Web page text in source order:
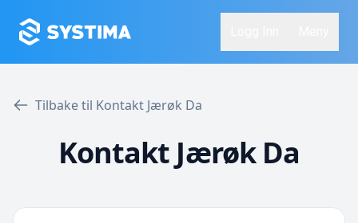
Tilbake til Kontakt Jærøk Da
Kontakt Jærøk Da